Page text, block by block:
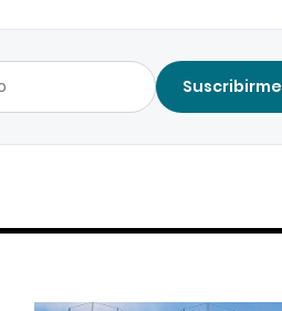
Suscribirme